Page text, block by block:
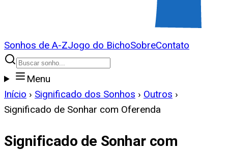
Sonhos de A-ZJogo do BichoSobreContato
Menu
Início › Significado dos Sonhos › Outros ›
Significado de Sonhar com Oferenda
Significado de Sonhar com